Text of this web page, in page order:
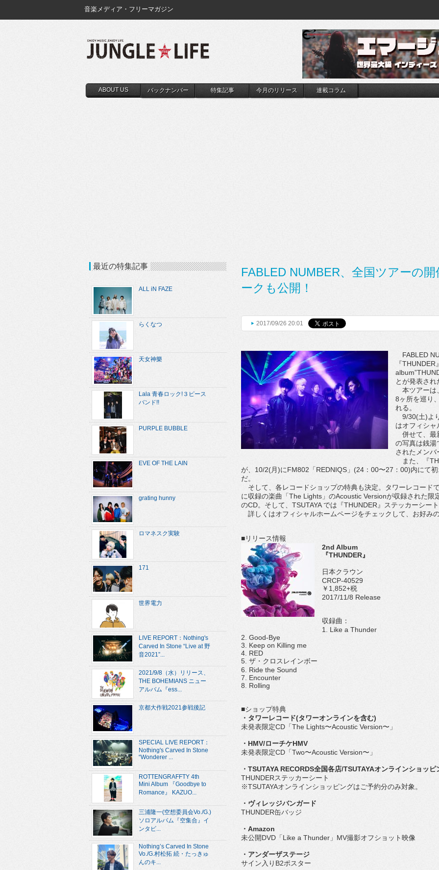
音楽メディア・フリーマガジン
ABOUT US バックナンバー 特集記事 今月のリリース 連載コラム
FABLED NUMBER、全国ツアーの
ークも公開！
2017/09/26 20:01
FABLED
『
とが発表され
本ツアーは
8ヶ所を巡り
れる。
9/30(土)よ
はオフィシ
併せて、最
の写真は銭湯
されたメン
また、『
が、10/2(月)にFM802「REDNIQS」(24：00〜27：00)内にて
だ。
そして、各レコードショップの特典も決定。タワーレコード
に収録の楽曲「The Lights」のAcoustic Versionが収録された限
のCD。そして、TSUTAYA では『THUNDER』ステッカーシー
詳しくはオフィシャルホームページをチェックして、お好み
■リリース情報
2nd Album
『THUNDER』
日本クラウン
CRCP-40529
￥1,852+税
2017/11/8 Release
収録曲：
1. Like a Thunder
2. Good-Bye
3. Keep on Killing me
4. RED
5. ザ・クロスレインボー
6. Ride the Sound
7. Encounter
8. Rolling
■ショップ特典
・タワーレコード(タワーオンラインを含む)
未発表限定CD「The Lights〜Acoustic Version〜」
・HMV/ローチケHMV
未発表限定CD「Two〜Acoustic Version〜」
・TSUTAYA RECORDS全国各店/TSUTAYAオンラインショッピ
THUNDERステッカーシート
※TSUTAYAオンラインショッピングはご予約分のみ対象。
・ヴィレッジバンガード
THUNDER缶バッジ
・Amazon
未公開DVD「Like a Thunder」MV撮影オフショット映像
・アンダーザステージ
サイン入りB2ポスター
最近の特集記事
ALL iN FAZE
らくなつ
天女神樂
Lala 青春ロック!３ピース
バンド!!
PURPLE BUBBLE
EVE OF THE LAIN
grating hunny
ロマネスク実験
171
世界電力
LIVE REPORT：Nothing's
Carved In Stone “Live at 野
音2021”...
2021/9/8（水）リリース、
THE BOHEMIANS ニュー
アルバム『ess...
京都大作戦2021参戦後記
SPECIAL LIVE REPORT：
Nothing's Carved In Stone
“Wonderer ...
ROTTENGRAFFTY 4th
Mini Album 『Goodbye to
Romance』 KAZUO...
三浦隆一(空想委員会Vo./G.)
ソロアルバム『空集合』イ
ンタビ...
Nothing’s Carved In Stone
Vo./G.村松拓 続・たっきゅ
んのキ...